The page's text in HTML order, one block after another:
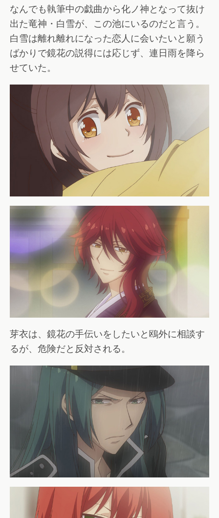
なんでも執筆中の戯曲から化ノ神となって抜け
出た竜神・白雪が、この池にいるのだと言う。
白雪は離れ離れになった恋人に会いたいと願う
ばかりで鏡花の説得には応じず、連日雨を降ら
せていた。
芽衣は、鏡花の手伝いをしたいと鴎外に相談す
るが、危険だと反対される。